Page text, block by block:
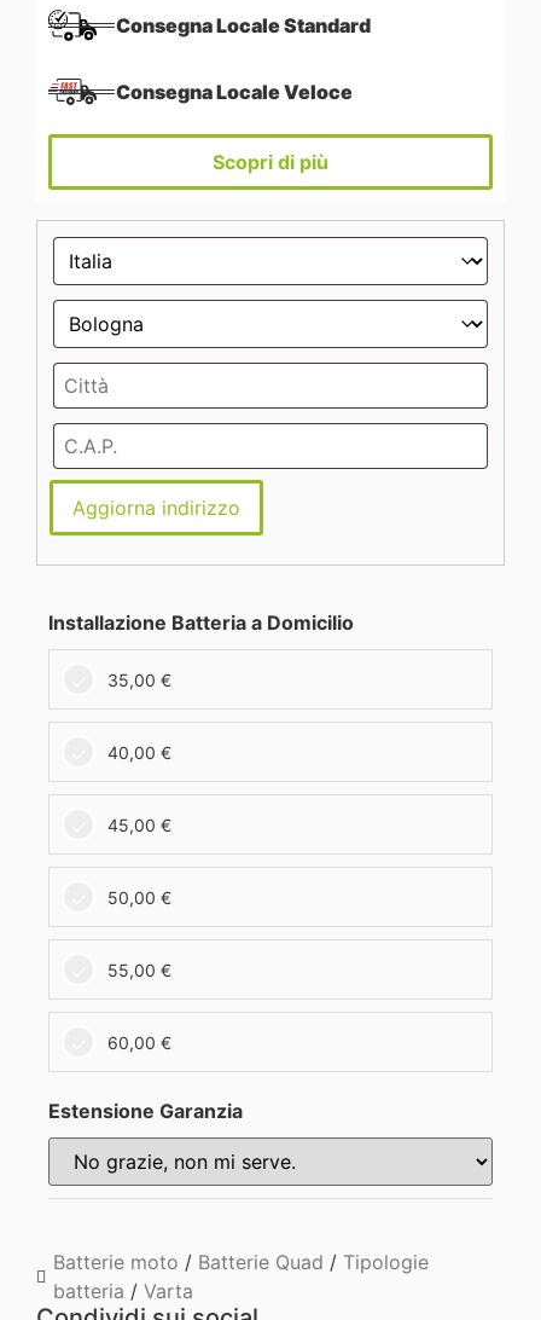
Consegna Locale Standard
Consegna Locale Veloce
Scopri di più
Aggiorna indirizzo
Installazione Batteria a Domicilio
35,00 €
40,00 €
45,00 €
50,00 €
55,00 €
60,00 €
Estensione Garanzia
Batterie moto / Batterie Quad / Tipologie
batteria / Varta